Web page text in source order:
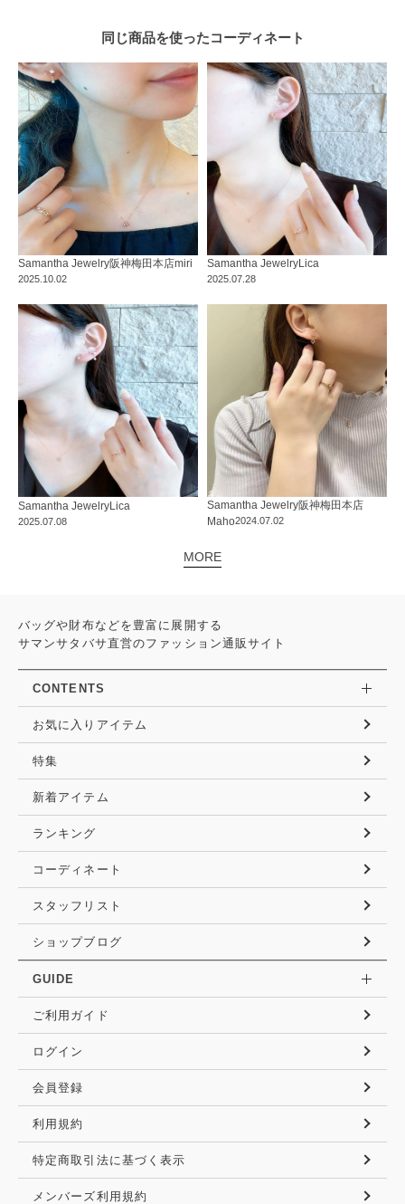
同じ商品を使ったコーディネート
2025.10.02
Samantha Jewelry阪神梅田本店miri
2025.07.28
Samantha JewelryLica
2025.07.08
Samantha JewelryLica
2024.07.02
Samantha Jewelry阪神梅田本店
Maho
MORE
バッグや財布などを豊富に展開する
サマンサタバサ直営のファッション通販サイト
CONTENTS
お気に入りアイテム
特集
新着アイテム
ランキング
コーディネート
スタッフリスト
ショップブログ
GUIDE
ご利用ガイド
ログイン
会員登録
利用規約
特定商取引法に基づく表示
メンバーズ利用規約